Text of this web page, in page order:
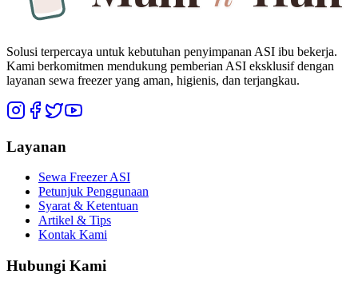
Solusi terpercaya untuk kebutuhan penyimpanan ASI ibu bekerja.
Kami berkomitmen mendukung pemberian ASI eksklusif dengan
layanan sewa freezer yang aman, higienis, dan terjangkau.
Layanan
Sewa Freezer ASI
Petunjuk Penggunaan
Syarat & Ketentuan
Artikel & Tips
Kontak Kami
Hubungi Kami